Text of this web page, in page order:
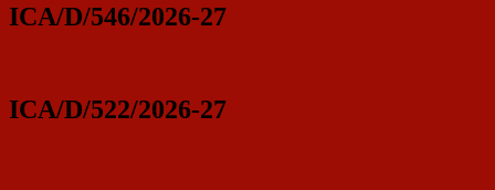
ICA/D/546/2026-27
ICA/D/522/2026-27